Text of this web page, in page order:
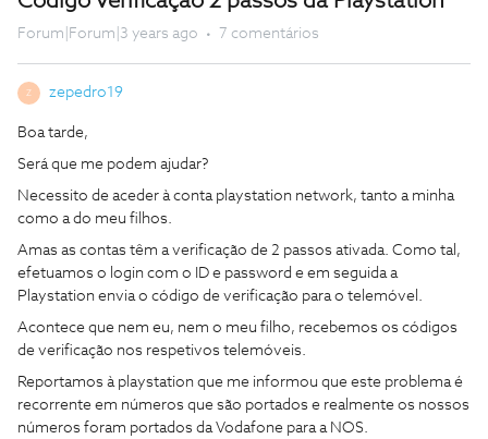
Forum|Forum|3 years ago 7 comentários
Z zepedro19
Boa tarde,
Será que me podem ajudar?
Necessito de aceder à conta playstation network, tanto a minha
como a do meu filhos.
Amas as contas têm a verificação de 2 passos ativada. Como tal,
efetuamos o login com o ID e password e em seguida a
Playstation envia o código de verificação para o telemóvel.
Acontece que nem eu, nem o meu filho, recebemos os códigos
de verificação nos respetivos telemóveis.
Reportamos à playstation que me informou que este problema é
recorrente em números que são portados e realmente os nossos
números foram portados da Vodafone para a NOS.